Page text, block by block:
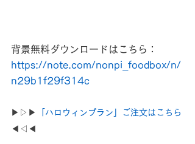
背景無料ダウンロードはこちら：
https://note.com/nonpi_foodbox/n/
n29b1f29f314c
▶▷▶
「ハロウィンプラン」ご注文はこちら
◀◁◀